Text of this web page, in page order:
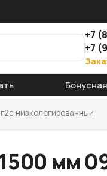
+7
+7
низколегированный
мм